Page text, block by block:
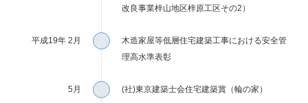
改良事業梓山地区梓原工区その2）
平成19年 2月
木造家屋等低層住宅建築工事における安全管
理高水準表彰
5月 (社)東京建築士会住宅建築賞（輪の家）